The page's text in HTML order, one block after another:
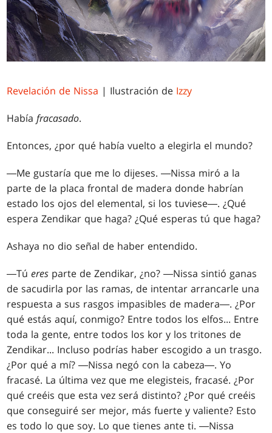
Revelación de Nissa | Ilustración de Izzy
Habíafracasado.
Entonces, ¿por qué había vuelto a elegirla el mundo?
―Me gustaría que me lo dijeses. ―Nissa miró a la
parte de la placa frontal de madera donde habrían
estado los ojos del elemental, si los tuviese―. ¿Qué
espera Zendikar que haga? ¿Qué esperas tú que haga?
Ashaya no dio señal de haber entendido.
―Túeres parte de Zendikar, ¿no? ―Nissa sintió ganas
de sacudirla por las ramas, de intentar arrancarle una
respuesta a sus rasgos impasibles de madera―. ¿Por
qué estás aquí, conmigo? Entre todos los elfos... Entre
toda la gente, entre todos los kor y los tritones de
Zendikar... Incluso podrías haber escogido a un trasgo.
¿Por qué a mí? ―Nissa negó con la cabeza―. Yo
fracasé. La última vez que me elegisteis, fracasé. ¿Por
qué creéis que esta vez será distinto? ¿Por qué creéis
que conseguiré ser mejor, más fuerte y valiente? Esto
es todo lo que soy. Lo que tienes ante ti. ―Nissa